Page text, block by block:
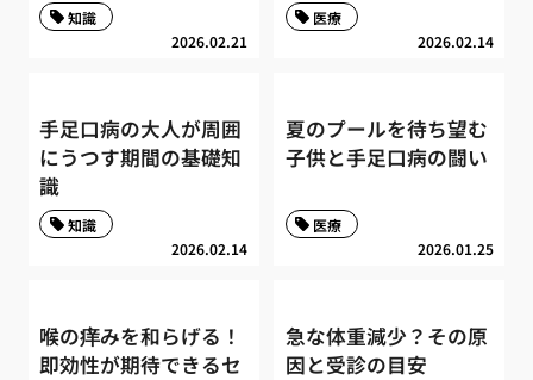
2026.02.21
知識
2026.02.14
医療
手足口病の大人が周囲
にうつす期間の基礎知
識
2026.02.14
知識
夏のプールを待ち望む
子供と手足口病の闘い
2026.01.25
医療
喉の痒みを和らげる！
即効性が期待できるセ
急な体重減少？その原
因と受診の目安